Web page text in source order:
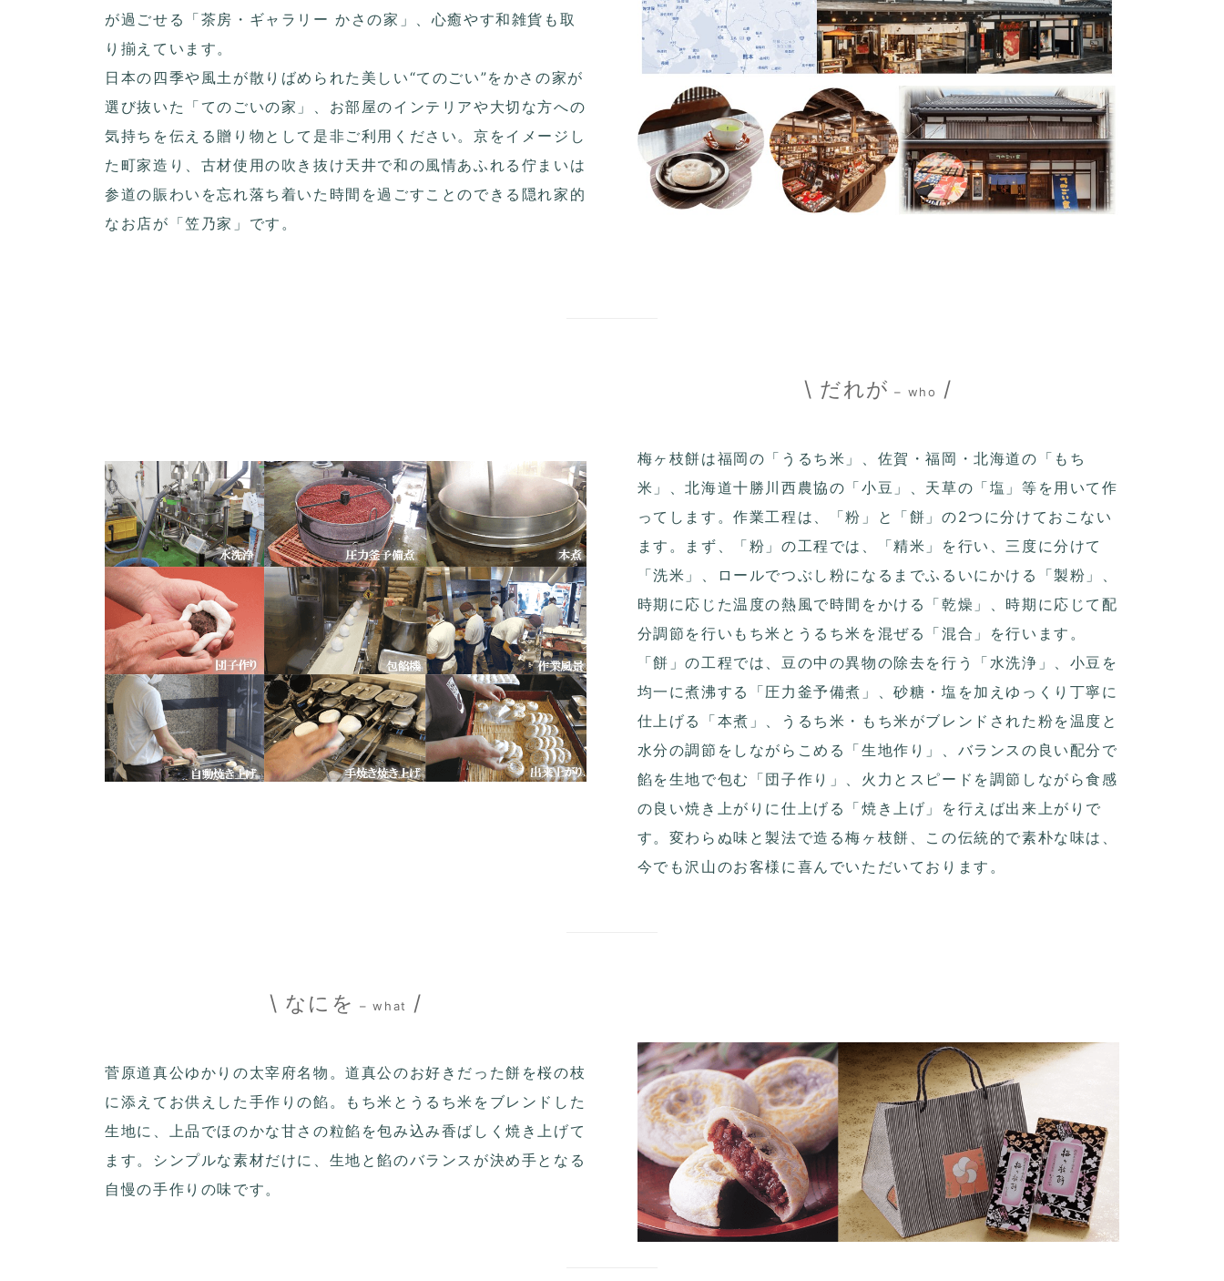
が過ごせる「茶房・ギャラリー かさの家」、心癒やす和雑貨も取
り揃えています。
日本の四季や風土が散りばめられた美しい“てのごい”をかさの家が
選び抜いた「てのごいの家」、お部屋のインテリアや大切な方への
気持ちを伝える贈り物として是非ご利用ください。京をイメージし
た町家造り、古材使用の吹き抜け天井で和の風情あふれる佇まいは
参道の賑わいを忘れ落ち着いた時間を過ごすことのできる隠れ家的
なお店が「笠乃家」です。
\ だれが – who /
梅ヶ枝餅は福岡の「うるち米」、佐賀・福岡・北海道の「もち
米」、北海道十勝川西農協の「小豆」、天草の「塩」等を用いて作
ってします。作業工程は、「粉」と「餅」の2つに分けておこない
ます。まず、「粉」の工程では、「精米」を行い、三度に分けて
「洗米」、ロールでつぶし粉になるまでふるいにかける「製粉」、
時期に応じた温度の熱風で時間をかける「乾燥」、時期に応じて配
分調節を行いもち米とうるち米を混ぜる「混合」を行います。
「餅」の工程では、豆の中の異物の除去を行う「水洗浄」、小豆を
均一に煮沸する「圧力釜予備煮」、砂糖・塩を加えゆっくり丁寧に
仕上げる「本煮」、うるち米・もち米がブレンドされた粉を温度と
水分の調節をしながらこめる「生地作り」、バランスの良い配分で
餡を生地で包む「団子作り」、火力とスピードを調節しながら食感
の良い焼き上がりに仕上げる「焼き上げ」を行えば出来上がりで
す。変わらぬ味と製法で造る梅ヶ枝餅、この伝統的で素朴な味は、
今でも沢山のお客様に喜んでいただいております。
\ なにを – what /
菅原道真公ゆかりの太宰府名物。道真公のお好きだった餅を桜の枝
に添えてお供えした手作りの餡。もち米とうるち米をブレンドした
生地に、上品でほのかな甘さの粒餡を包み込み香ばしく焼き上げて
ます。シンプルな素材だけに、生地と餡のバランスが決め手となる
自慢の手作りの味です。